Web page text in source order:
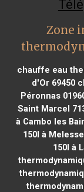
Zone
chauffe eau
d'Or 69450
Péronnas
Saint Marcel
à Cambo les
150l à
150l à